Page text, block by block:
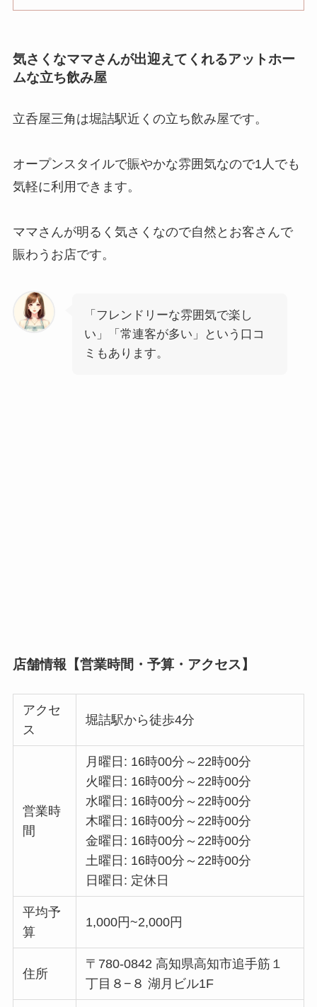
気さくなママさんが出迎えてくれるアットホー
ムな立ち飲み屋
立呑屋三角は堀詰駅近くの立ち飲み屋です。
オープンスタイルで賑やかな雰囲気なので1人でも
気軽に利用できます。
ママさんが明るく気さくなので自然とお客さんで
賑わうお店です。
「フレンドリーな雰囲気で楽し
い」「常連客が多い」という口コ
ミもあります。
店舗情報【営業時間・予算・アクセス】
アクセ
ス
堀詰駅から徒歩4分
営業時
間
月曜日: 16時00分～22時00分
火曜日: 16時00分～22時00分
水曜日: 16時00分～22時00分
木曜日: 16時00分～22時00分
金曜日: 16時00分～22時00分
土曜日: 16時00分～22時00分
日曜日: 定休日
平均予
算
1,000円~2,000円
住所
〒780-0842 高知県高知市追手筋１
丁目８−８ 湖月ビル1F